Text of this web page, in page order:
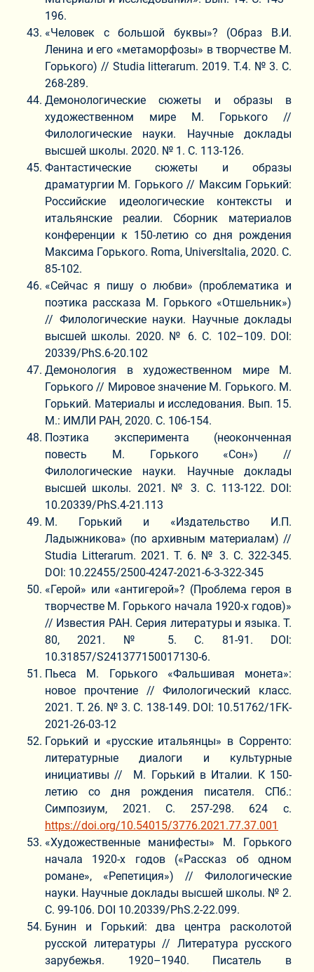
196.
«Человек с большой буквы»? (Образ В.И.
Ленина и его «метаморфозы» в творчестве М.
Горького) // Studia litterarum. 2019. Т.4. № 3. С.
268-289.
Демонологические сюжеты и образы в
художественном мире М. Горького //
Филологические науки. Научные доклады
высшей школы. 2020. № 1. С. 113-126.
Фантастические сюжеты и образы
драматургии М. Горького // Максим Горький:
Российские идеологические контексты и
итальянские реалии. Сборник материалов
конференции к 150-летию со дня рождения
Максима Горького. Roma, UniversItalia, 2020. C.
85-102.
«Сейчас я пишу о любви» (проблематика и
поэтика рассказа М. Горького «Отшельник»)
// Филологические науки. Научные доклады
высшей школы. 2020. № 6. С. 102–109. DOI:
20339/PhS.6-20.102
Демонология в художественном мире М.
Горького // Мировое значение М. Горького. М.
Горький. Материалы и исследования. Вып. 15.
М.: ИМЛИ РАН, 2020. С. 106-154.
Поэтика эксперимента (неоконченная
повесть М. Горького «Сон») //
Филологические науки. Научные доклады
высшей школы. 2021. № 3. С. 113-122. DOI:
10.20339/PhS.4-21.113
М. Горький и «Издательство И.П.
Ладыжникова» (по архивным материалам) //
Studia Litterarum. 2021. Т. 6. № 3. С. 322-345.
DOI: 10.22455/2500-4247-2021-6-3-322-345
«Герой» или «антигерой»? (Проблема героя в
творчестве М. Горького начала 1920-х годов)»
// Известия РАН. Серия литературы и языка. Т.
80, 2021. № 5. С. 81-91. DOI:
10.31857/S241377150017130-6.
Пьеса М. Горького «Фальшивая монета»:
новое прочтение // Филологический класс.
2021. Т. 26. № 3. С. 138-149. DOI: 10.51762/1FK-
2021-26-03-12
Горький и «русские итальянцы» в Сорренто:
литературные диалоги и культурные
инициативы // М. Горький в Италии. К 150-
летию со дня рождения писателя. СПб.:
Симпозиум, 2021. С. 257-298. 624 с.
https://doi.org/10.54015/3776.2021.77.37.001
«Художественные манифесты» М. Горького
начала 1920-х годов («Рассказ об одном
романе», «Репетиция») // Филологические
науки. Научные доклады высшей школы. № 2.
С. 99-106. DOI 10.20339/PhS.2-22.099.
Бунин и Горький: два центра расколотой
русской литературы // Литература русского
зарубежья. 1920–1940. Писатель в